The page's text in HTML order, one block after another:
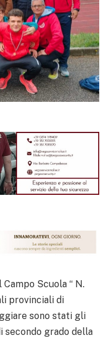
Scuola “ N.
provinciali di
sono stati gli
grado della